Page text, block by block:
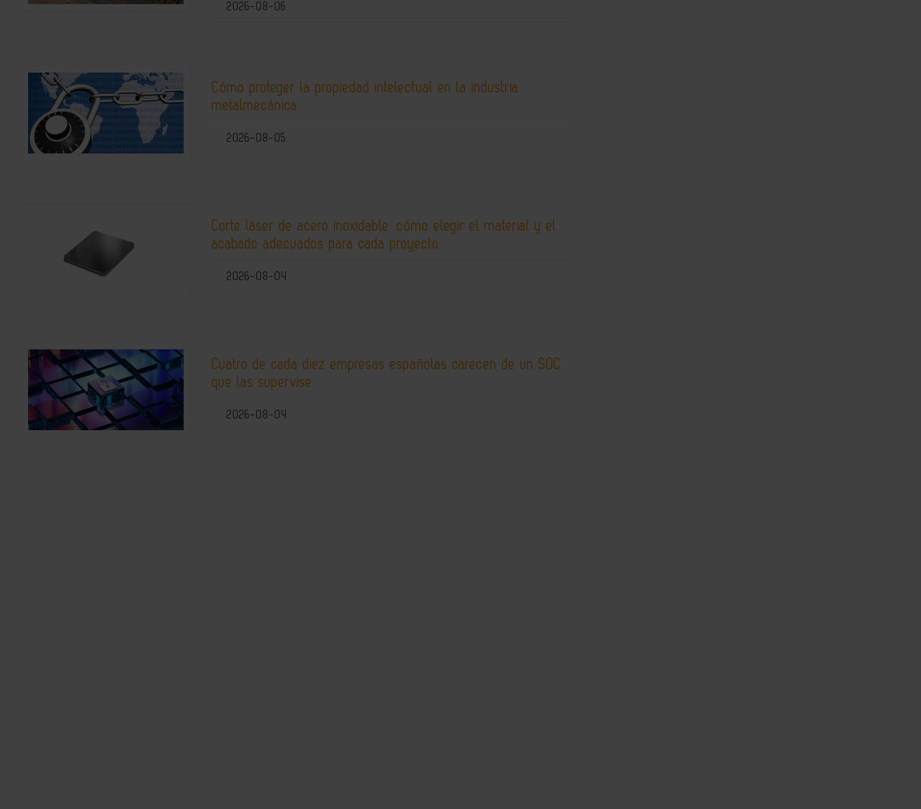
2026-08-06
Cómo proteger la propiedad intelectual en la industria
metalmecánica
2026-08-05
Corte láser de acero inoxidable: cómo elegir el material y el
acabado adecuados para cada proyecto
2026-08-04
Cuatro de cada diez empresas españolas carecen de un SOC
que las supervise
2026-08-04